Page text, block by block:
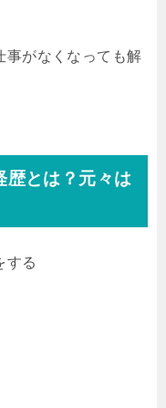
事がなくなっても解
歴とは？元々は
する